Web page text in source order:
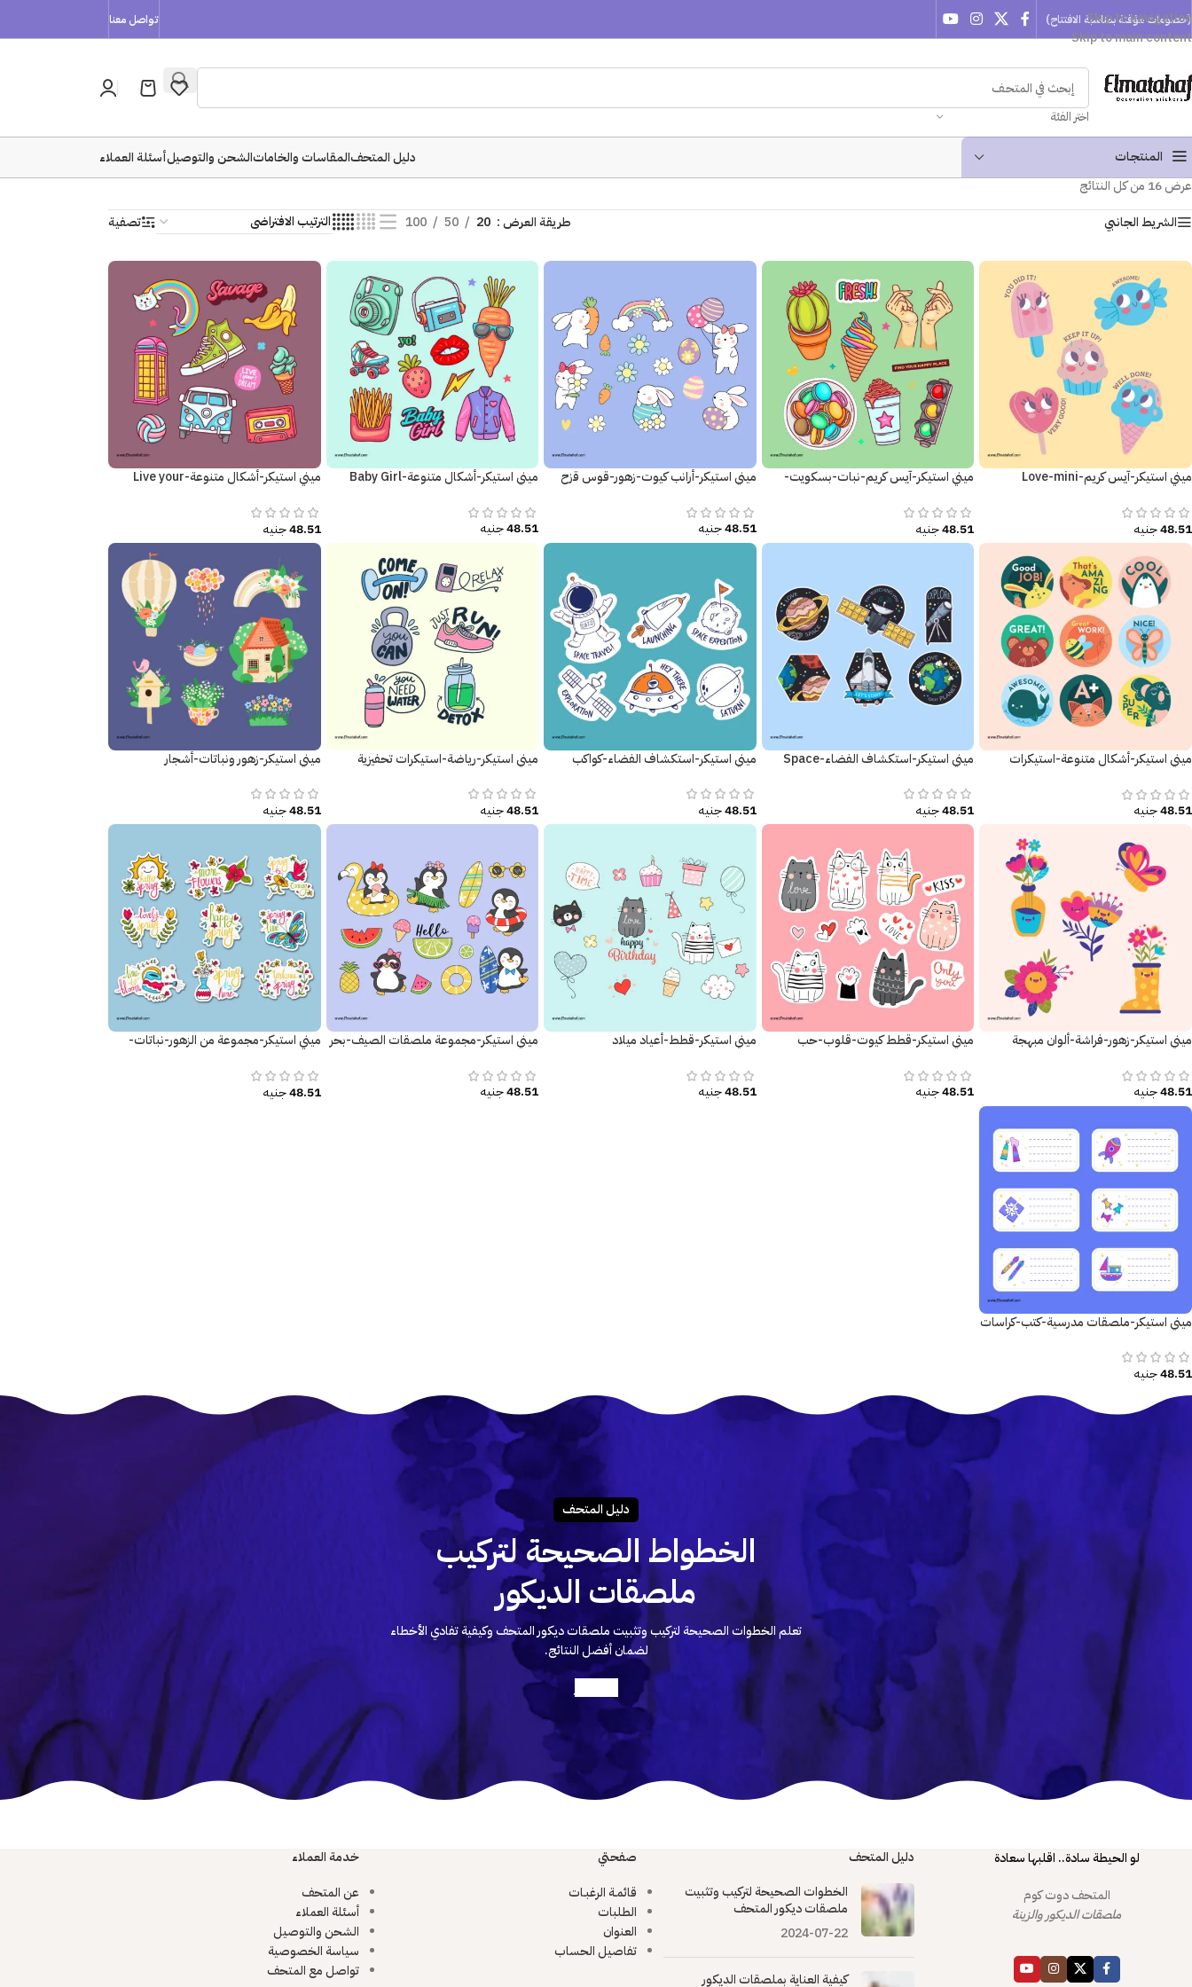
Skip to navigation
Skip to main content
(خصومات مؤقتة بمناسبة الافتتاح) تواصل معنا
اختر الفئة
المنتجـات دليل المتحفالمقاسات والخاماتالشحن والتوصيلأسئلة العملاء
عرض ⁦16⁩ من كل النتائج
الشريط الجانبي
طريقة العرض 20
50
100 تصفية
ميني استيكر-آيس كريم-Love-mini
48.51جنيه
ميني استيكر-آيس كريم-نبات-بسكويت-
48.51جنيه
ميني استيكر-أرانب كيوت-زهور-قوس قزح
48.51جنيه
ميني استيكر-أشكال متنوعة-Baby Girl
48.51جنيه
ميني استيكر-أشكال متنوعة-Live your
48.51جنيه
ميني استيكر-أشكال متنوعة-استيكرات
48.51جنيه
ميني استيكر-استكشاف الفضاء-Space
48.51جنيه
ميني استيكر-استكشاف الفضاء-كواكب
48.51جنيه
ميني استيكر-رياضة-استيكرات تحفيزية
48.51جنيه
ميني استيكر-زهور ونباتات-أشجار
48.51جنيه
ميني استيكر-زهور-فراشة-ألوان مبهجة
48.51جنيه
ميني استيكر-قطط كيوت-قلوب-حب
48.51جنيه
ميني استيكر-قطط-أعياد ميلاد
48.51جنيه
ميني استيكر-مجموعة ملصقات الصيف-بحر
48.51جنيه
ميني استيكر-مجموعة من الزهور-نباتات-
48.51جنيه
ميني استيكر-ملصقات مدرسية-كتب-كراسات
48.51جنيه
دليـل المتحـف
الخطواط الصحيحة لتركيب
ملصقات الديكور
تعلم الخطوات الصحيحة لتركيب وتثبيت ملصقات ديكور المتحف وكيفية تفادي الأخطاء
لضمان أفضل النتائج.
لو الحيطة سادة.. اقلبها سعادة
المتحف دوت كوم
ملصقات الديكور والزينة
دليل المتحف
الخطوات الصحيحة لتركيب وتثبيت
ملصقات ديكور المتحف
2024-07-22
كيفية العناية بملصقات الديكور
صفحتي
قائمـة الرغبـات
الطلبات
العنوان
تفاصيل الحساب
خدمة العملاء
عن المتحف
أسئلة العملاء
الشحن والتوصيل
سياسة الخصوصية
تواصل مع المتحف